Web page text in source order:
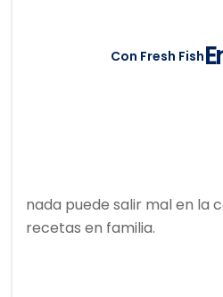
Con Fresh Fish
nada puede salir mal en la
recetas en familia.